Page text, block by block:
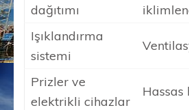
dağıtımı
Işıklandırma
sistemi
Prizler ve
elektrikli cihazlar